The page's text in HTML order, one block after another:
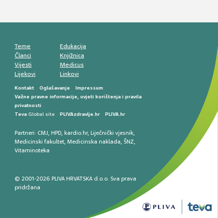
Teme
Članci
Vijesti
Lijekovi
Edukacija
Knjižnica
Medicus
Linkovi
Kontakt Oglašavanje
Impressum
Važne pravne informacije, uvjeti korištenja i pravila
privatnosti
Teva Global site PLIVAzdravlje.hr PLIVA.hr
Partneri: CMJ, HPD, kardio.hr, Liječnički vjesnik,
Medicinski fakultet, Medicinska naklada, ŠNZ,
Vitaminoteka
© 2001-2026 PLIVA HRVATSKA d.o.o. Sva prava
pridržana